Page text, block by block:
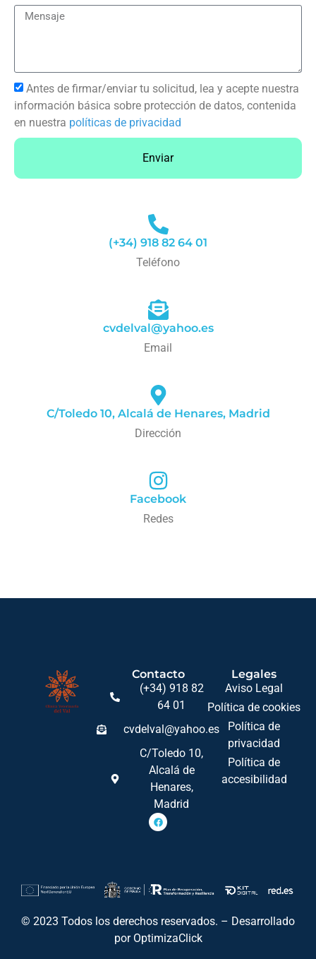
Antes de firmar/enviar tu solicitud, lea y acepte nuestra
información básica sobre protección de datos, contenida
en nuestra políticas de privacidad
Enviar
(+34) 918 82 64 01
Teléfono
cvdelval@yahoo.es
Email
C/Toledo 10, Alcalá de Henares, Madrid
Dirección
Facebook
Redes
Contacto
(+34) 918 82
64 01
cvdelval@yahoo.es
C/Toledo 10,
Alcalá de
Henares,
Madrid
Legales
Aviso Legal
Política de cookies
Política de
privacidad
Política de
accesibilidad
© 2023 Todos los derechos reservados. – Desarrollado
por OptimizaClick